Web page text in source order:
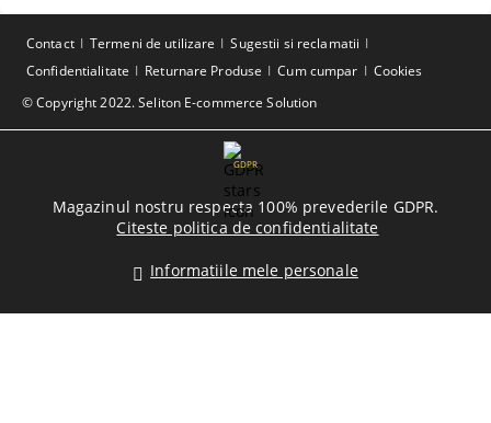
© Copyright 2022. Seliton E-commerce Solution
Contact Termeni de utilizare
Sugestii si reclamatii
Confidentialitate
Returnare Produse Cum cumpar Cookies
GDPR
Magazinul nostru respecta 100% prevederile GDPR.
Citeste politica de confidentialitate
Informatiile mele personale